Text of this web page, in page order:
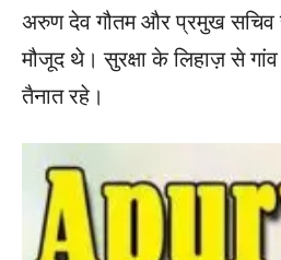
अरुण देव गौतम और प्रमुख सचिव
मौजूद थे। सुरक्षा के लिहाज़ से
तैनात रहे।